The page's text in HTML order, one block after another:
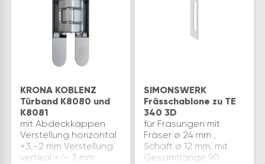
KRONA KOBLENZ
Türband K8080 und
K8081
mit Abdeckkappen
Verstellung horizontal
+3,-2 mm Verstellung
vertikal +/- 3 mm
SIMONSWERK
Frässchablone zu TE
340 3D
für Fräsungen mit
Fräser ø 24 mm ,
Schaft ø 12 mm, mit
Gesamtlänge 90